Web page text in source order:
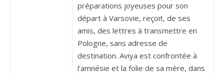
préparations joyeuses pour son
départ à Varsovie, reçoit, de ses
amis, des lettres à transmettre en
Pologne, sans adresse de
destination. Aviya est confrontée à
l’amnésie et la folie de sa mère, dans